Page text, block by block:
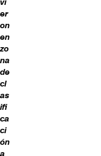
vi
er
on
en
zo
na
de
cl
as
ifi
ca
ci
ón